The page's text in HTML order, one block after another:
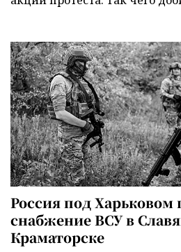
Россия под Харьковом
снабжение ВСУ в
Краматорске